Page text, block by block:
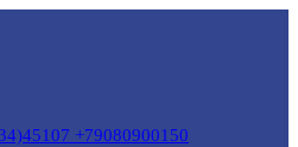
+79080900150